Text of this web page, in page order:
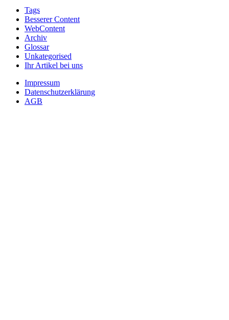
Tags
Besserer Content
WebContent
Archiv
Glossar
Unkategorised
Ihr Artikel bei uns
Impressum
Datenschutzerklärung
AGB